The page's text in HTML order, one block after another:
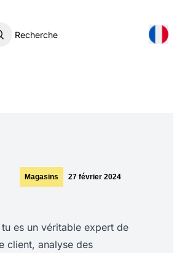
Magasins 27 février 2024
es un véritable expert de
client, analyse des